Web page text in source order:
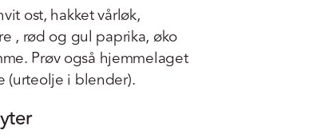
ost, hakket vårløk,
, rød og gul paprika, øko
Prøv også hjemmelaget
(urteolje i blender).